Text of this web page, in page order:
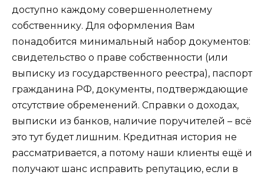
доступно каждому совершеннолетнему
собственнику. Для оформления Вам
понадобится минимальный набор документов:
свидетельство о праве собственности (или
выписку из государственного реестра), паспорт
гражданина РФ, документы, подтверждающие
отсутствие обременений. Справки о доходах,
выписки из банков, наличие поручителей – всё
это тут будет лишним. Кредитная история не
рассматривается, а потому наши клиенты ещё и
получают шанс исправить репутацию, если в